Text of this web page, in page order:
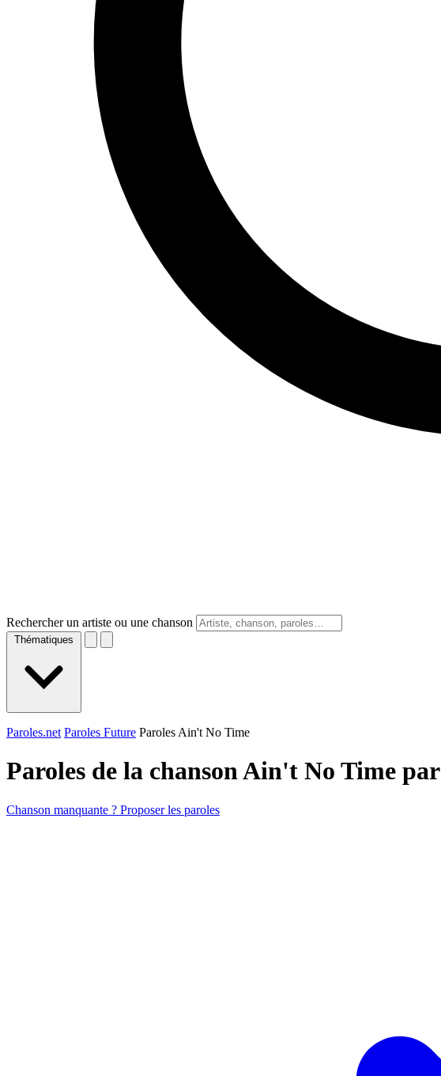
Rechercher un artiste ou une chanson
Thématiques
Paroles.net Paroles Future Paroles Ain't No Time
Paroles de la chanson Ain't No Time par
Chanson manquante ? Proposer les paroles